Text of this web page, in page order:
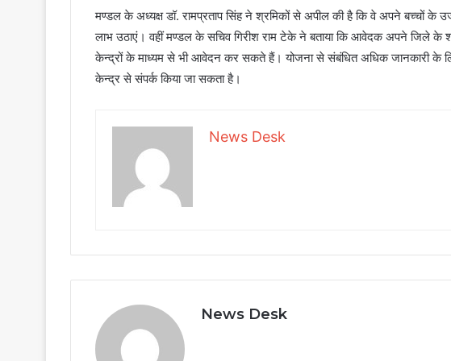
मण्डल के अध्यक्ष डॉ. रामप्रताप सिंह ने श्रमिकों से अपील की है कि वे अपने बच्चों
लाभ उठाएं। वहीं मण्डल के सचिव गिरीश राम टेके ने बताया कि आवेदक अपने जिले के
केन्द्रों के माध्यम से भी आवेदन कर सकते हैं। योजना से संबंधित अधिक जानकारी के
केन्द्र से संपर्क किया जा सकता है।
News Desk
News Desk